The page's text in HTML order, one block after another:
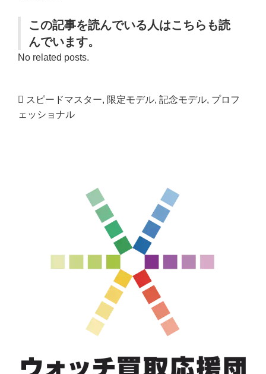
この記事を読んでいる人はこちらも読
んでいます。
No related posts.
スピードマスター, 限定モデル, 記念モデル, プロフ
ェッショナル